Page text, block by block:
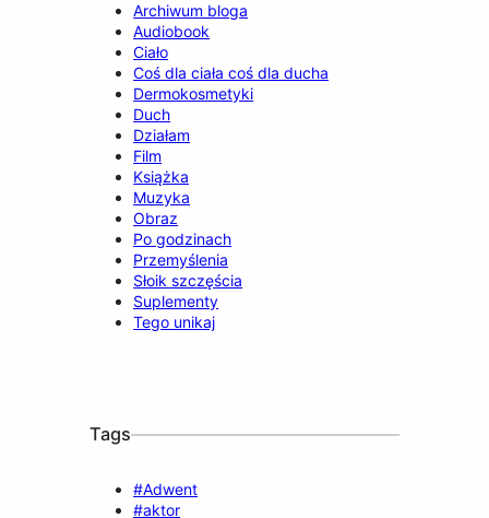
Archiwum bloga
Audiobook
Ciało
Coś dla ciała coś dla ducha
Dermokosmetyki
Duch
Działam
Film
Książka
Muzyka
Obraz
Po godzinach
Przemyślenia
Słoik szczęścia
Suplementy
Tego unikaj
Tags
#Adwent
#aktor